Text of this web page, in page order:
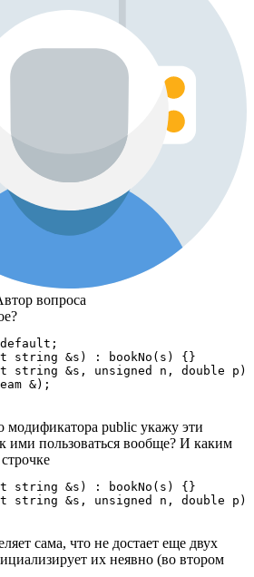
вопроса
string &s) : bookNo(s) {}
string &s, unsigned n, double
&);
модификатора public укажу эти
ими пользоваться вообще? И каким
string &s) : bookNo(s) {}
string &s, unsigned n, double
сама, что не достает еще двух
их неявно (во втором